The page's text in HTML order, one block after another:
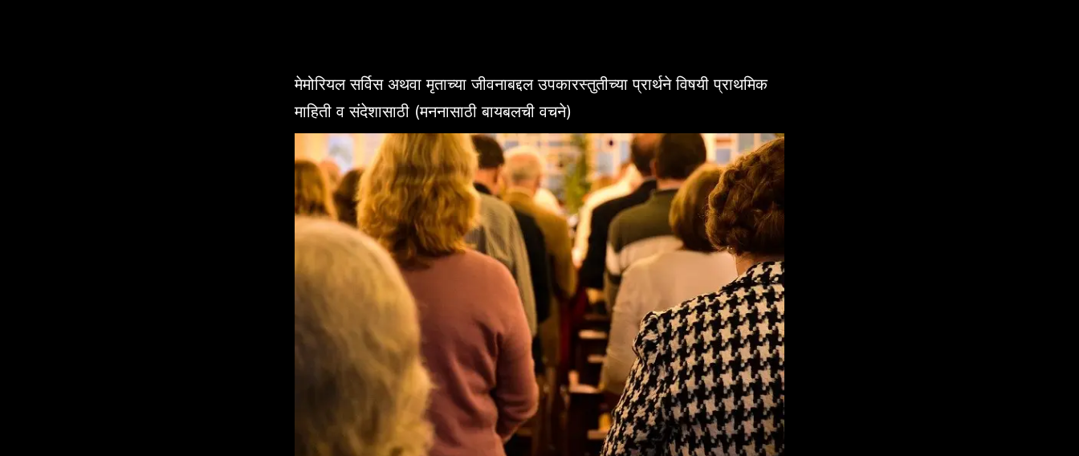
मेमोरियल सर्विस अथवा मृताच्या जीवनाबद्दल उपकारस्तुतीच्या प्रार्थने विषयी प्राथमिक
माहिती व संदेशासाठी (मननासाठी बायबलची वचने)